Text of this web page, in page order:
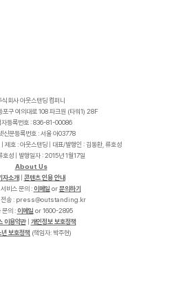
식회사 아웃스탠딩 컴퍼니
포구 여의대로 108 파크원 (타워1) 28F
자등록번호 : 836-81-00086
신문등록번호 : 서울 아03778
제호 : 아웃스탠딩 | 대표/발행인 : 김동환, 류호성
호성 | 발행일자 : 2015년 1월17일
About Us
자소개
콘텐츠 인용 안내
비스 문의 : 이메일 or문의하기
송 :
r
k
.
g
n
i
d
n
a
t
s
t
u
o
@
s
s
e
r
p
문의 : 이메일 or 1600-2895
이용약관| 개인정보 보호정책
년 보호정책 (책임자: 박주현)